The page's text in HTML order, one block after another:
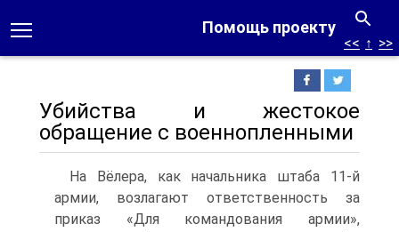
Помощь проекту
<< ↑ >>
Убийства и жестокое
обращение с военнопленными
На Вёлера, как начальника штаба 11-й
армии, возлагают ответственность за
приказ «Для командования армии»,